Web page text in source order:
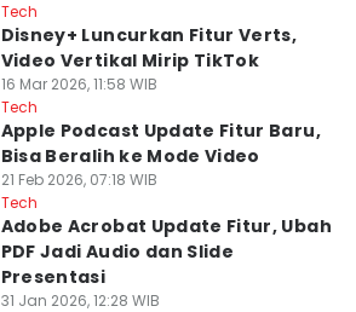
Tech
Disney+ Luncurkan Fitur Verts,
Video Vertikal Mirip TikTok
16 Mar 2026, 11:58 WIB
Tech
Apple Podcast Update Fitur Baru,
Bisa Beralih ke Mode Video
21 Feb 2026, 07:18 WIB
Tech
Adobe Acrobat Update Fitur, Ubah
PDF Jadi Audio dan Slide
Presentasi
31 Jan 2026, 12:28 WIB